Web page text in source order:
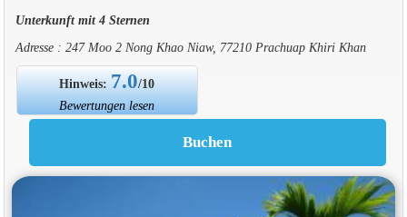
Unterkunft mit 4 Sternen
Adresse : 247 Moo 2 Nong Khao Niaw, 77210 Prachuap Khiri Khan
Hinweis: 7.0/10
Bewertungen lesen